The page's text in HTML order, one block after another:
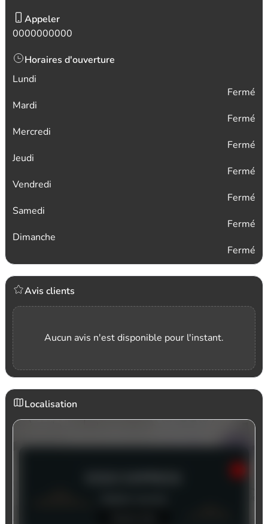
Appeler
0000000000
Horaires d'ouverture
Lundi
Fermé
Mardi
Fermé
Mercredi
Fermé
Jeudi
Fermé
Vendredi
Fermé
Samedi
Fermé
Dimanche
Fermé
Avis clients
Aucun avis n'est disponible pour l'instant.
Localisation